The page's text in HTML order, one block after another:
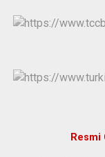
Resmi